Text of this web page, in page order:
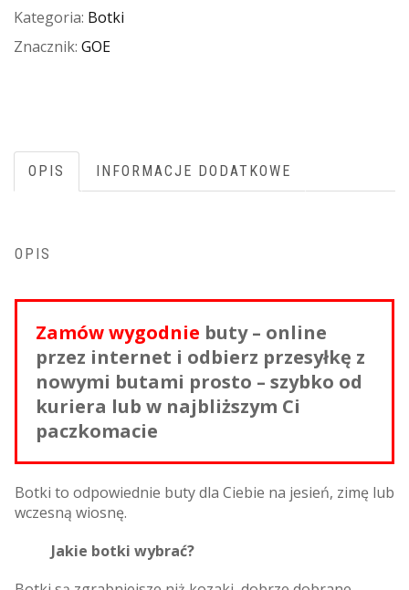
Kategoria: Botki
Znacznik: GOE
OPIS INFORMACJE DODATKOWE
OPIS
Zamów wygodnie buty – online
przez internet i odbierz przesyłkę z
nowymi butami prosto – szybko od
kuriera lub w najbliższym Ci
paczkomacie
Botki to odpowiednie buty dla Ciebie na jesień, zimę lub
wczesną wiosnę.
Jakie botki wybrać?